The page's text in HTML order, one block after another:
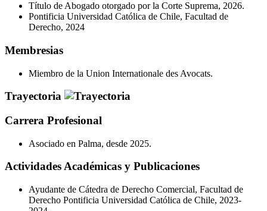
Título de Abogado otorgado por la Corte Suprema, 2026.
Pontificia Universidad Católica de Chile, Facultad de
Derecho, 2024
Membresias
Miembro de la Union Internationale des Avocats.
Trayectoria
Carrera Profesional
Asociado en Palma, desde 2025.
Actividades Académicas y Publicaciones
Ayudante de Cátedra de Derecho Comercial, Facultad de
Derecho Pontificia Universidad Católica de Chile, 2023-